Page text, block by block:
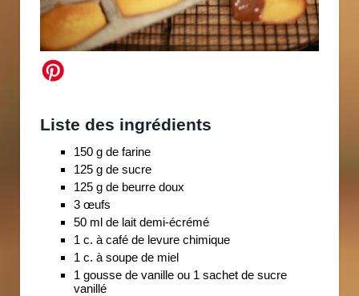
Liste des ingrédients
150 g de farine
125 g de sucre
125 g de beurre doux
3 œufs
50 ml de lait demi-écrémé
1 c. à café de levure chimique
1 c. à soupe de miel
1 gousse de vanille ou 1 sachet de sucre
vanillé